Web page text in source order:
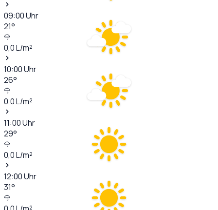
09:00Uhr
21°
0,0L/m²
10:00Uhr
26°
0,0L/m²
11:00Uhr
29°
0,0L/m²
12:00Uhr
31°